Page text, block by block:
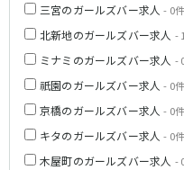
三宮のガールズバー求人- 0件
北新地のガールズバー求人 -
ミナミのガールズバー求人 -
祇園のガールズバー求人- 0件
京橋のガールズバー求人- 0件
キタのガールズバー求人- 0件
木屋町のガールズバー求人 -
JR東海道本線(琵琶湖線
草津駅
彦根駅
瀬田駅
阪急神戸本線